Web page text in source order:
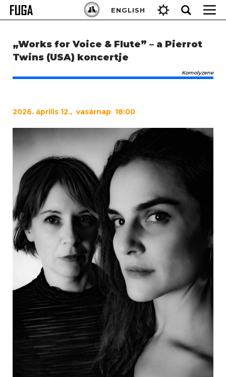
Skip
ENGLISH
Keresés:
„Works for Voice & Flute” – a Pierrot
Twins (USA) koncertje
Komolyzene
2026. április 12., vasárnap 18:00